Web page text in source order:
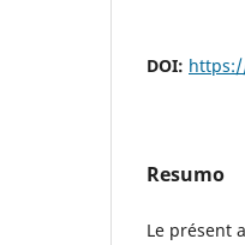
DOI:
Resumo
Le présent